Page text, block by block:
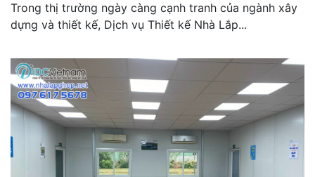
Trong thị trường ngày càng cạnh tranh của ngành xây
dựng và thiết kế, Dịch vụ Thiết kế Nhà Lắp...